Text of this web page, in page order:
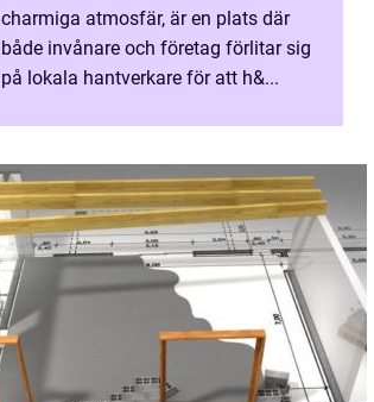
charmiga atmosfär, är en plats där
både invånare och företag förlitar sig
på lokala hantverkare för att h&...